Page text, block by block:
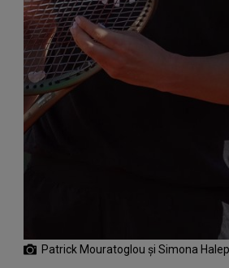
Patrick Mouratoglou și Simona Halep